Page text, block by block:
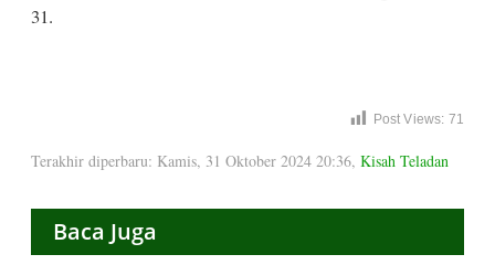
31.
Post Views: 71
Terakhir diperbaru: Kamis, 31 Oktober 2024 20:36, Kisah Teladan
Baca Juga